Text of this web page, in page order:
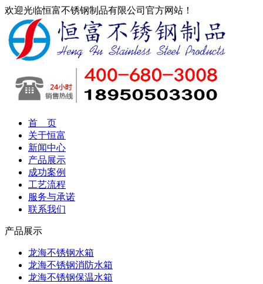
欢迎光临恒富不锈钢制品有限公司官方网站！
首 页
关于恒富
新闻中心
产品展示
成功案例
工艺流程
服务与承诺
联系我们
产品展示
龙海不锈钢水箱
龙海不锈钢消防水箱
龙海不锈钢保温水箱